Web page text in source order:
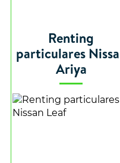
Renting
particulares
Ariya